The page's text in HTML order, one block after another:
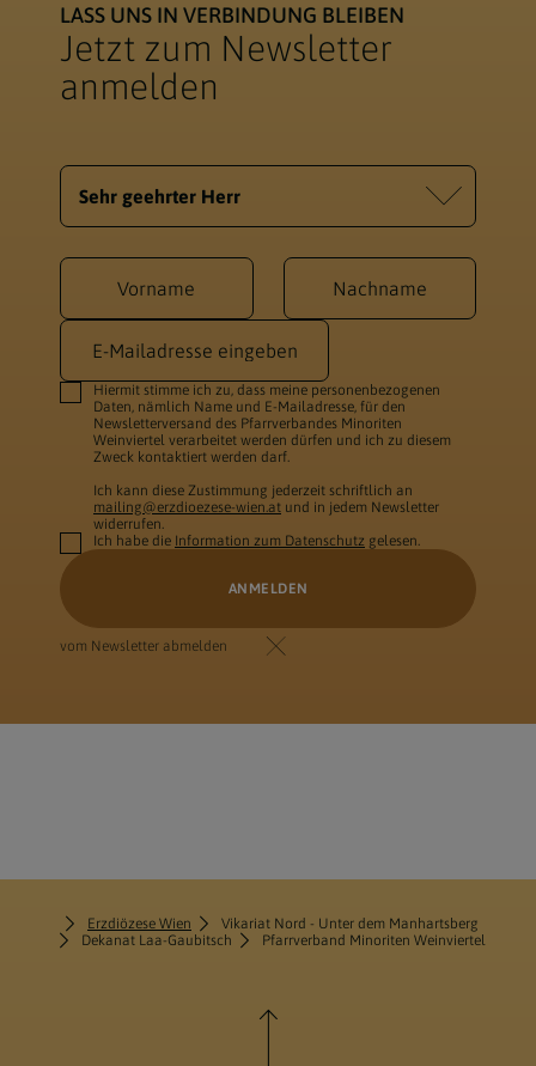
LASS UNS IN VERBINDUNG BLEIBEN
Jetzt zum Newsletter
anmelden
Homepage
Homepage
Security token
Company website
Hiermit stimme ich zu, dass meine personenbezogenen
Daten, nämlich Name und E-Mailadresse, für den
Newsletterversand des Pfarrverbandes Minoriten
Weinviertel verarbeitet werden dürfen und ich zu diesem
Zweck kontaktiert werden darf.
Ich kann diese Zustimmung jederzeit schriftlich an
mailing@erzdioezese-wien.at und in jedem Newsletter
widerrufen.
Ich habe die Information zum Datenschutz gelesen.
vom Newsletter abmelden
Erzdiözese Wien
Vikariat Nord - Unter dem Manhartsberg
Dekanat Laa-Gaubitsch
Pfarrverband Minoriten Weinviertel